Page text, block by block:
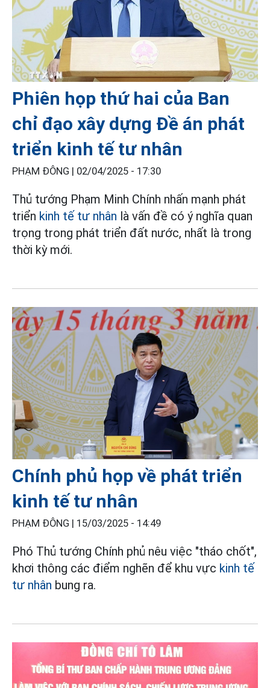
Phiên họp thứ hai của Ban
chỉ đạo xây dựng Đề án phát
triển kinh tế tư nhân
PHẠM ĐÔNG | 02/04/2025 - 17:30
Thủ tướng Phạm Minh Chính nhấn mạnh phát
triển kinh tế tư nhân là vấn đề có ý nghĩa quan
trọng trong phát triển đất nước, nhất là trong
thời kỳ mới.
Chính phủ họp về phát triển
kinh tế tư nhân
PHẠM ĐÔNG | 15/03/2025 - 14:49
Phó Thủ tướng Chính phủ nêu việc "tháo chốt",
khơi thông các điểm nghẽn để khu vực kinh tế
tư nhân bung ra.